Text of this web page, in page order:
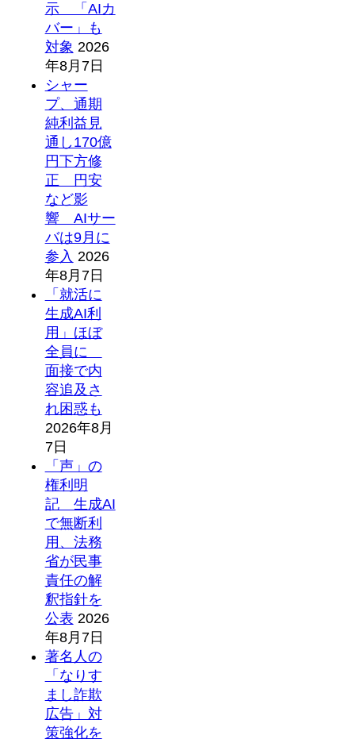
示 「AIカ
バー」も
対象 2026
年8月7日
シャー
プ、通期
純利益見
通し170億
円下方修
正 円安
など影
響 AIサー
バは9月に
参入 2026
年8月7日
「就活に
生成AI利
用」ほぼ
全員に
面接で内
容追及さ
れ困惑も
2026年8月
7日
「声」の
権利明
記 生成AI
で無断利
用、法務
省が民事
責任の解
釈指針を
公表 2026
年8月7日
著名人の
「なりす
まし詐欺
広告」対
策強化を